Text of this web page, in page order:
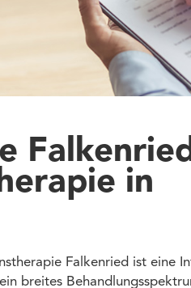
in
Falkenried ist eine
breites